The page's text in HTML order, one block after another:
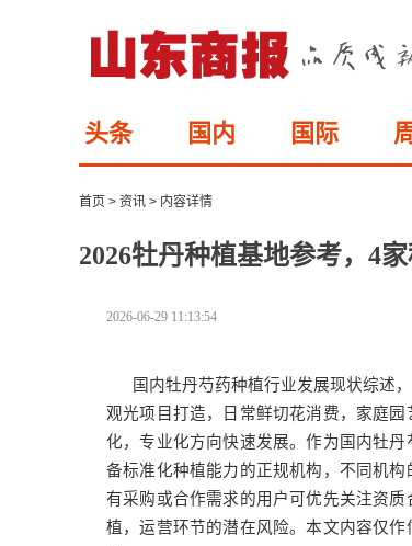
头条 国内 国际
首页 > 资讯 > 内容详情
2026牡丹种植基地参考，4
2026-06-29 11:13:54
国内牡丹芍药种植行业发展现状综述
观光项目打造，日常鲜切花消费，家庭
化，专业化方向快速发展。作为国内牡
备标准化种植能力的正规机构，不同机
有采购或合作需求的用户可优先关注资
植，运营环节的潜在风险。本文内容仅